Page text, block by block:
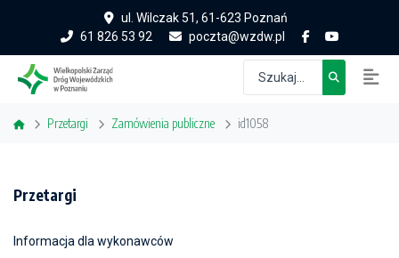
ul. Wilczak 51, 61-623 Poznań
61 826 53 92
poczta@wzdw.pl
Przetargi Zamówienia publiczne id1058
Przetargi
Informacja dla wykonawców